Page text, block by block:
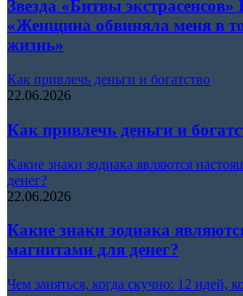
Звезда «Битвы
«Женщина обвиняла меня в
жизнь»
Как привлечь деньги и богатство
22.06.2026
Как привлечь деньги и
Какие знаки зодиака являются
денег?
22.06.2026
Какие знаки зодиака
магнитами для денег?
Чем заняться, когда скучно: 12 идей,